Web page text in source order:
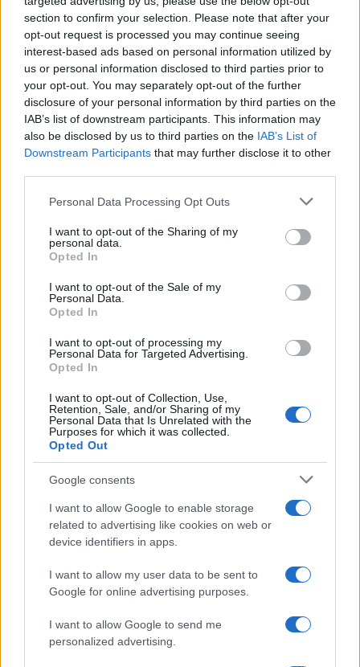
section to confirm your selection. Please note that after your
opt-out request is processed you may continue seeing
interest-based ads based on personal information utilized by
us or personal information disclosed to third parties prior to
your opt-out. You may separately opt-out of the further
disclosure of your personal information by third parties on the
IAB’s list of downstream participants. This information may
also be disclosed by us to third parties on the IAB’s List of
Downstream Participants that may further disclose it to other
Please note that this website/app uses one or more Google
not limited to your visit or usage behaviour. You may click to
grant or deny consent to Google and its third-party tags to
use your data for below specified purposes in below Google
consent section.
Personal Data Processing Opt Outs
I want to opt-out of the Sharing of my
personal data.
Opted In
I want to opt-out of the Sale of my
Personal Data.
Opted In
I want to opt-out of processing my
Personal Data for Targeted Advertising.
Opted In
I want to opt-out of Collection, Use,
Retention, Sale, and/or Sharing of my
Personal Data that Is Unrelated with the
Purposes for which it was collected.
Opted Out
Google consents
I want to allow Google to enable storage
related to advertising like cookies on web or
device identifiers in apps.
I want to allow my user data to be sent to
Google for online advertising purposes.
I want to allow Google to send me
personalized advertising.
Szerinte fontos lenne, hogy bemutatkozzanak egymásnak a
környező országok német színházai, és a DBU az elmúlt
évekbeli sikeres fellépései után nemsokára ismét
Németországban vendégszerepelhessen.
Fotó: Lendvai Péter/MTI
Heinek Ottó, a színházat fenntartó Magyarországi Németek
hogy a színháznak a jövőben is fontos lesz a tájolás, az,
hogy minden magyarországi németek lakta területre
eljusson.
A társulat jelképesen Gotthold Ephraim Lessing 1779-ben írt
Nátháncímű drámájának előadásával nyitotta az
évadot, 1994-ben ezzel a darabbal indult jelenlegi helyén a
DBU. A színház szerint a német felvilágosodás klasszikus
műve a tolerancia melletti védőbeszéd, amely máig sem
vesztett aktualitásából.
Hartmut Koschyk megjegyezte: Lessing drámai költeménye
együttélése, Heinek Ottó szerint a darab fontos emberi